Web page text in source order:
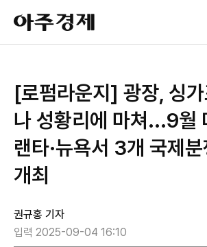
아
주
경
[로펌라운지] 광장, 싱가
나 성황리에 마쳐...9월
랜타·뉴욕서 3개 국제
개최
권규홍 기자
입력 2025-09-04 16:10